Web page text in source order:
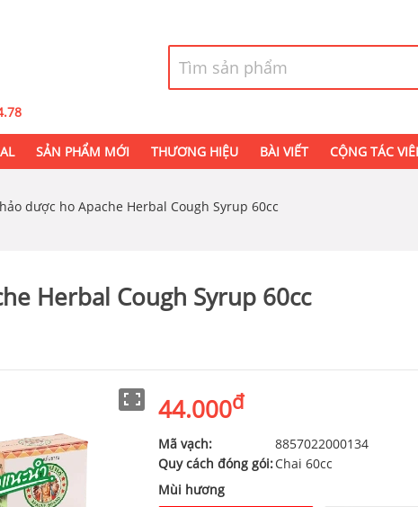
SẢN PHẨM MỚI THƯƠNG HIỆU BÀI VIẾT CỘNG TÁC
dược ho Apache Herbal Cough Syrup 60cc
Herbal Cough Syrup 60cc
44.000đ
Mã vạch:
8857022000134
Quy cách đóng gói:Chai 60cc
Mùi hương